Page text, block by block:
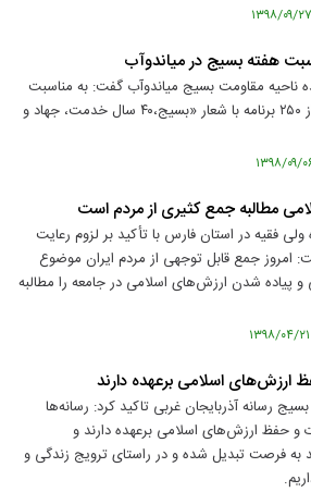
ناحیه مقاومت بسیج میاندوآب گفت: به مناسبت
هفته بسیج در میاندوآب بیش از ۲۵۰ برنامه با شعار «بسیج،۴۰ سال خدمت، جهاد و
مطالبه جمع کثیری از مردم است
فقیه در استان فارس با تأکید بر لزوم رعایت
امروز جمع قابل توجهی از مردم ایران موضوع
پیاده شدن ارزش‌های اسلامی در جامعه را مطالبه
ارزش‌های اسلامی برعهده دارند
رسانه آذربایجان غربی تاکید کرد: رسانه‌ها
و حفظ ارزش‌های اسلامی برعهده دارند و
به فرصت تبدیل شده و در راستای ترویج زندگی و